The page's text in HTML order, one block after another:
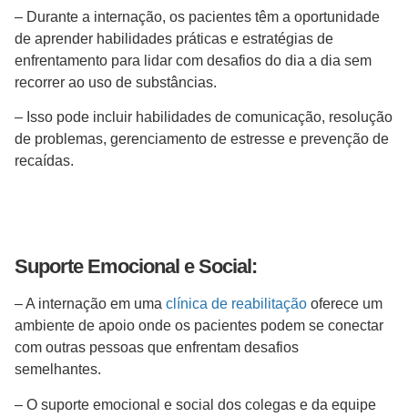
– Durante a internação, os pacientes têm a oportunidade
de aprender habilidades práticas e estratégias de
enfrentamento para lidar com desafios do dia a dia sem
recorrer ao uso de substâncias.
– Isso pode incluir habilidades de comunicação, resolução
de problemas, gerenciamento de estresse e prevenção de
recaídas.
Suporte Emocional e Social:
– A internação em uma clínica de reabilitação oferece um
ambiente de apoio onde os pacientes podem se conectar
com outras pessoas que enfrentam desafios
semelhantes.
– O suporte emocional e social dos colegas e da equipe